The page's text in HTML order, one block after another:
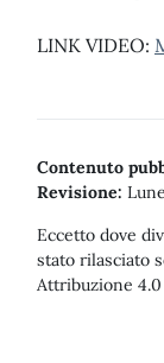
LINK VIDEO:
Contenuto
Revisione:
Eccetto dove
stato rilasciato
Attribuzione